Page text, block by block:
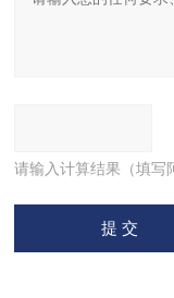
请输入计算结果（填写